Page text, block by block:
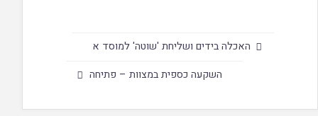
האכלה בידים ושליחת 'שוטה' למוסד א
השקעה כספית במצוות – פתיחה